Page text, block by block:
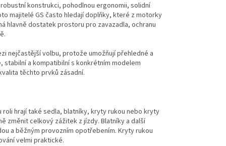
konstrukci, pohodlnou ergonomii, solidní
majitelé GS často hledají doplňky, které z motorky
hlavně dostatek prostoru pro zavazadla, ochranu
nejčastější volbu, protože umožňují přehledné a
a kompatibilní s konkrétním modelem
těchto prvků zásadní.
roli hrají také sedla, blatníky, kryty rukou nebo kryty
změnit celkový zážitek z jízdy. Blatníky a další
a běžným provozním opotřebením. Kryty rukou
velmi praktické.